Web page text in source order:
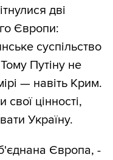
дві
Європи:
суспільство
Путіну не
— навіть Крим.
цінності,
Україну.
Європа, -